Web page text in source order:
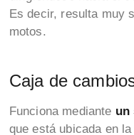
Es decir, resulta muy
motos.
Caja de
Funciona mediante un
que está ubicada en